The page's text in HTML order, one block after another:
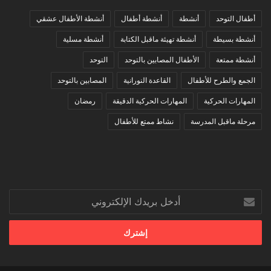
أطفال التوحد أنشطة أنشطة أطفال أنشطة الأطفال عشقي
أنشطة بسيطة أنشطة تهيئة ماقبل الكتابة أنشطة مسلية
أنشطة ممتعة الأطفال المصابين بالتوحد التوحد
الجمع والطرح للأطفال القاعدة النورانية المصابين بالتوحد
المهارات الحركية المهارات الحركية الدقيقة رمضان
مرحلة ماقبل المدرسة نشاط ممتع للأطفال
أدخل
بريدك
الإلكتروني